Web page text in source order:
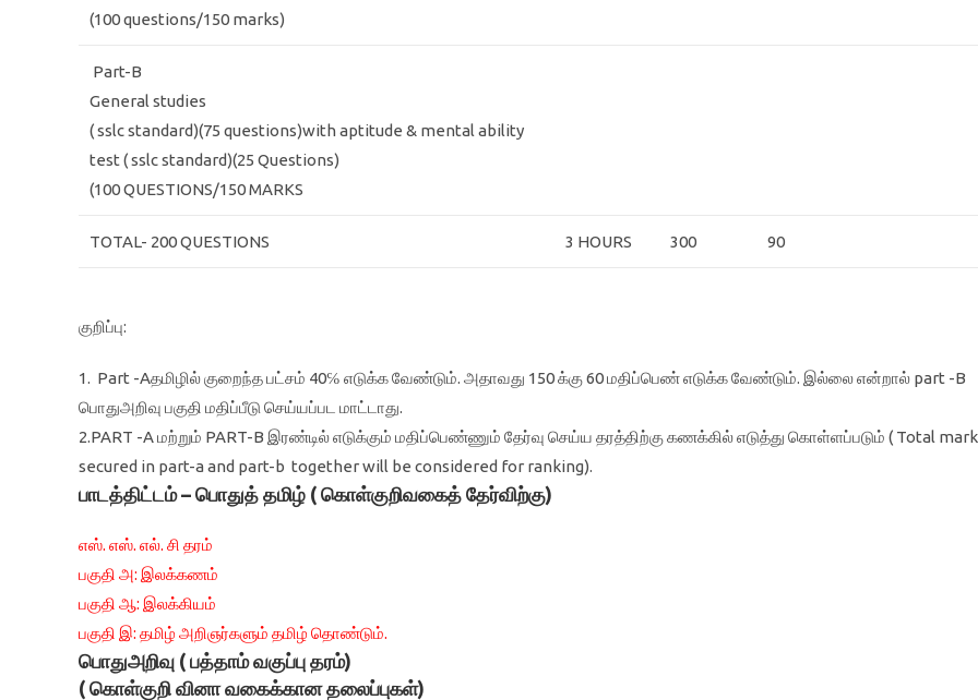
(100 questions/150 marks)
Part-B
General studies
( sslc standard)(75 questions)with aptitude & mental ability
test ( sslc standard)(25 Questions)
(100 QUESTIONS/150 MARKS
TOTAL- 200 QUESTIONS 3 HOURS 300 90
குறிப்பு:
1. Part -Aதமிழில் குறைந்த பட்சம் 40℅ எடுக்க வேண்டும். அதாவது 150 க்கு 60 மதிப்பெண் எடுக்க வேண்டும். இல்லை என்றால் part -B
பொதுஅறிவு பகுதி மதிப்பீடு செய்யப்பட மாட்டாது.
2.PART -A மற்றும் PART-B இரண்டில் எடுக்கும் மதிப்பெண்ணும் தேர்வு செய்ய தரத்திற்கு கணக்கில் எடுத்து கொள்ளப்படும் ( Total
secured in part-a and part-b together will be considered for ranking).
பாடத்திட்டம் – பொதுத் தமிழ் ( கொள்குறிவகைத் தேர்விற்கு)
எஸ். எஸ். எல். சி தரம்
பகுதி அ: இலக்கணம்
பகுதி ஆ: இலக்கியம்
பகுதி இ: தமிழ் அறிஞர்களும் தமிழ் தொண்டும்.
பொதுஅறிவு ( பத்தாம் வகுப்பு தரம்)
( கொள்குறி வினா வகைக்கான தலைப்புகள்)